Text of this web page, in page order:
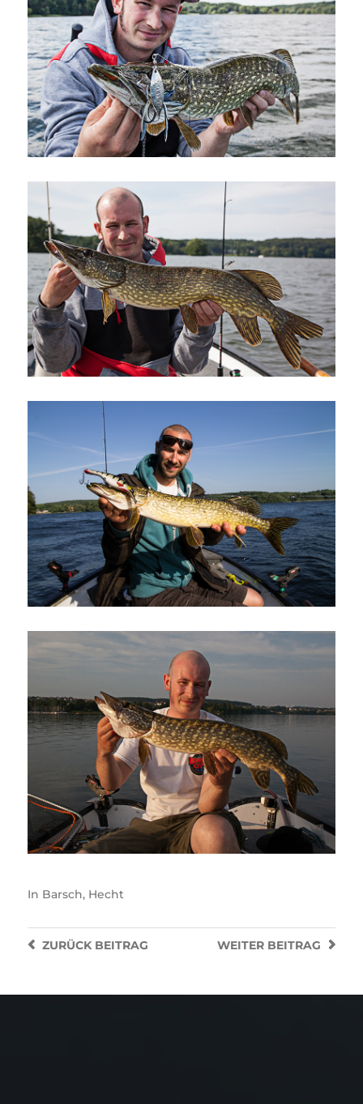
In Barsch, Hecht
WEITER BEITRAG
ZURÜCKBEITRAG